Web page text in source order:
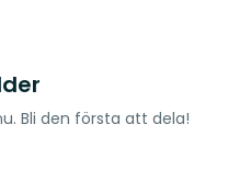
Bli den första att dela!